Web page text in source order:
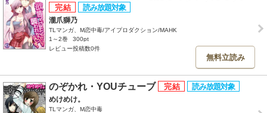
瀧爪獅乃
TLマンガ、M恋中毒/アイプロダクション/MAHK
1～2巻
300pt
レビュー投稿数0件
無料立読み
のぞかれ・YOUチューブ
めけめけ。
TLマンガ、M恋中毒